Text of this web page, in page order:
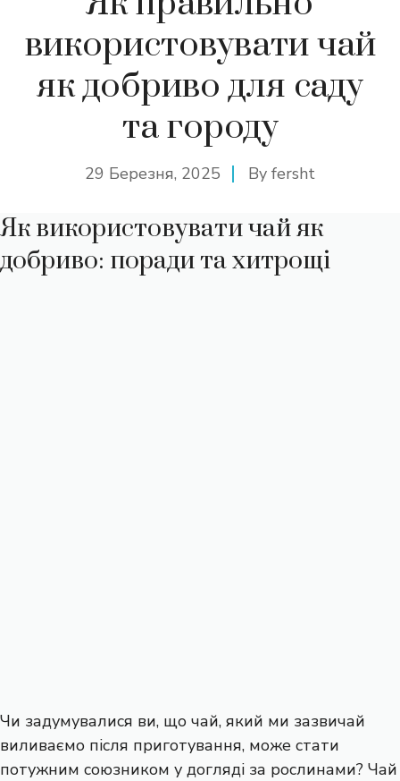
використовувати чай
як добриво для саду
та городу
29 Березня, 2025 By fersht
Як використовувати чай як
добриво: поради та хитрощі
Чи задумувалися ви, що чай, який ми зазвичай
виливаємо після приготування, може стати
потужним союзником у догляді за рослинами? Чай